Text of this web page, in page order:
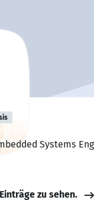
Systems
zu sehen.